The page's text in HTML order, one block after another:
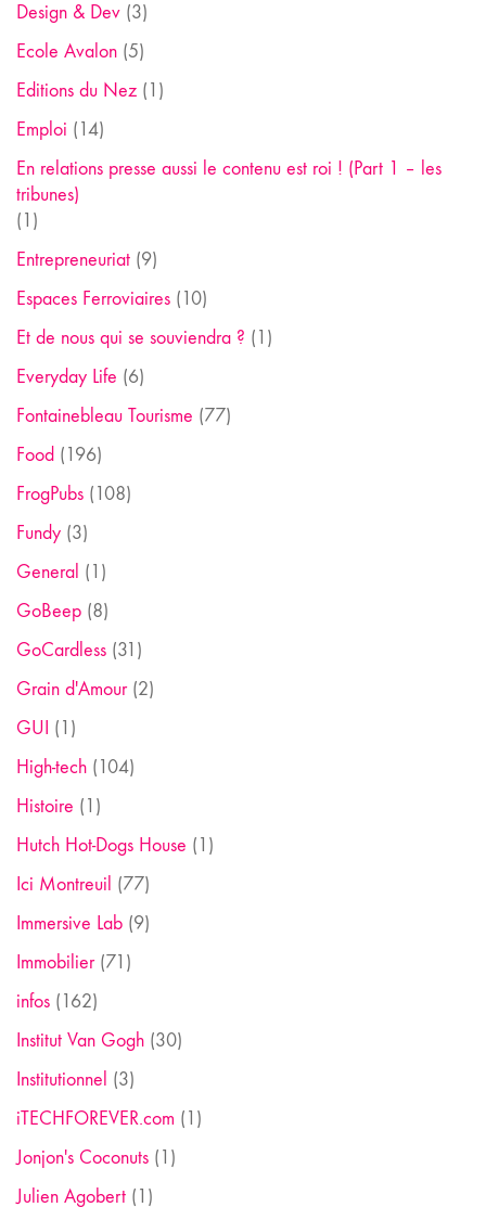
Design & Dev (3)
Ecole Avalon (5)
Editions du Nez (1)
Emploi (14)
En relations presse aussi le contenu est roi ! (Part 1 – les
tribunes)
(1)
Entrepreneuriat (9)
Espaces Ferroviaires (10)
Et de nous qui se souviendra ? (1)
Everyday Life (6)
Fontainebleau Tourisme (77)
Food (196)
FrogPubs (108)
Fundy (3)
General (1)
GoBeep (8)
GoCardless (31)
Grain d'Amour(2)
GUI (1)
High-tech (104)
Histoire (1)
Hutch Hot-Dogs House (1)
Ici Montreuil (77)
Immersive Lab (9)
Immobilier(71)
infos (162)
Institut Van Gogh (30)
Institutionnel (3)
iTECHFOREVER.com (1)
Jonjon's Coconuts (1)
Julien Agobert (1)